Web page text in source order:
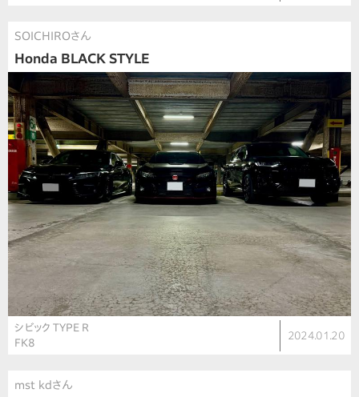
SOICHIROさん
Honda BLACK STYLE
シビック TYPE R
FK8
2024.01.20
mst kdさん